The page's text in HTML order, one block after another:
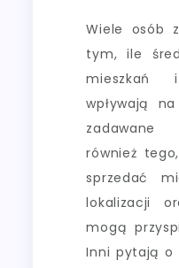
Wiele osób
tym, ile
mieszkań
wpływają
zadawane
również
sprzedać
lokalizacji
mogą
Inni pytają o